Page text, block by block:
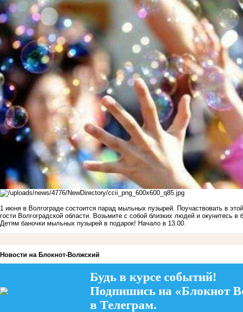
1 июня в Волгограде состоится парад мыльных пузырей. Поучаствовать в
гости Волгоградской области. Возьмите с собой близких людей и окунитесь в
Детям баночки мыльных пузырей в подарок! Начало в 13.00.
Новости на Блoкнoт-Волжский
Будь в курсе событий!
Подпишись на «Блокнот
в Телеграм.